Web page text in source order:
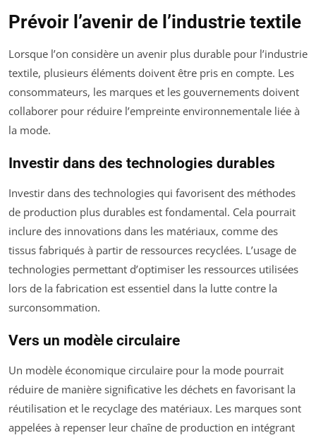
Prévoir l’avenir de l’industrie textile
Lorsque l’on considère un avenir plus durable pour l’industrie
textile, plusieurs éléments doivent être pris en compte. Les
consommateurs, les marques et les gouvernements doivent
collaborer pour réduire l’empreinte environnementale liée à
la mode.
Investir dans des technologies durables
Investir dans des technologies qui favorisent des méthodes
de production plus durables est fondamental. Cela pourrait
inclure des innovations dans les matériaux, comme des
tissus fabriqués à partir de ressources recyclées. L’usage de
technologies permettant d’optimiser les ressources utilisées
lors de la fabrication est essentiel dans la lutte contre la
surconsommation.
Vers un modèle circulaire
Un modèle économique circulaire pour la mode pourrait
réduire de manière significative les déchets en favorisant la
réutilisation et le recyclage des matériaux. Les marques sont
appelées à repenser leur chaîne de production en intégrant